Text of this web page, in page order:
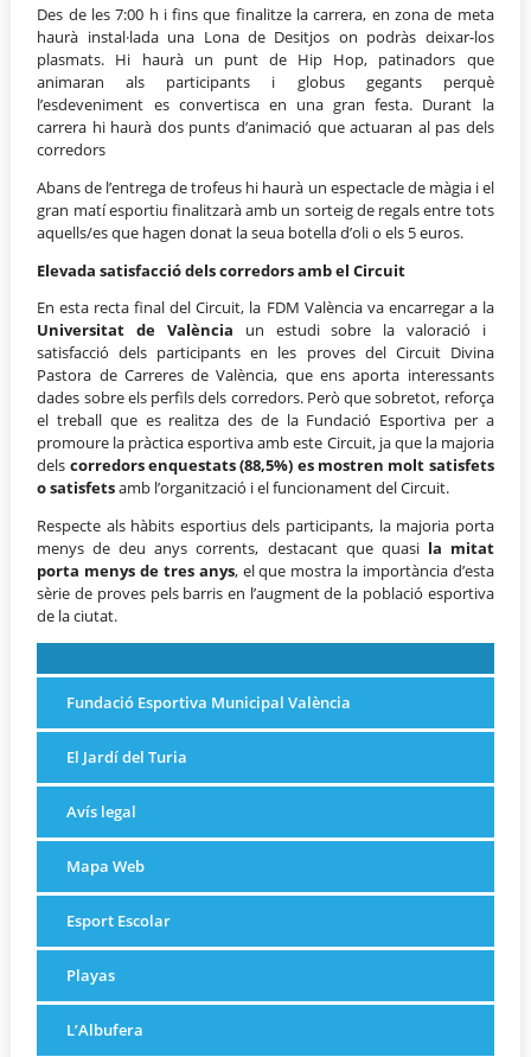
Des de les 7:00 h i fins que finalitze la carrera, en zona de meta
haurà instal·lada una Lona de Desitjos on podràs deixar-los
plasmats. Hi haurà un punt de Hip Hop, patinadors que
animaran als participants i globus gegants perquè
l’esdeveniment es convertisca en una gran festa. Durant la
carrera hi haurà dos punts d’animació que actuaran al pas dels
corredors
Abans de l’entrega de trofeus hi haurà un espectacle de màgia i el
gran matí esportiu finalitzarà amb un sorteig de regals entre tots
aquells/es que hagen donat la seua botella d’oli o els 5 euros.
Elevada satisfacció dels corredors amb el Circuit
En esta recta final del Circuit, la FDM València va encarregar a la
Universitat de València un estudi sobre la valoració i
satisfacció dels participants en les proves del Circuit Divina
Pastora de Carreres de València, que ens aporta interessants
dades sobre els perfils dels corredors. Però que sobretot, reforça
el treball que es realitza des de la Fundació Esportiva per a
promoure la pràctica esportiva amb este Circuit, ja que la majoria
dels corredors enquestats (88,5%) es mostren molt satisfets
o satisfetsamb l’organització i el funcionament del Circuit.
Respecte als hàbits esportius dels participants, la majoria porta
menys de deu anys corrents, destacant que quasi la mitat
porta menys de tres anys, el que mostra la importància d’esta
sèrie de proves pels barris en l’augment de la població esportiva
de la ciutat.
Fundació Esportiva Municipal València
El Jardí del Turia
Avís legal
Mapa Web
Esport Escolar
Playas
L’Albufera